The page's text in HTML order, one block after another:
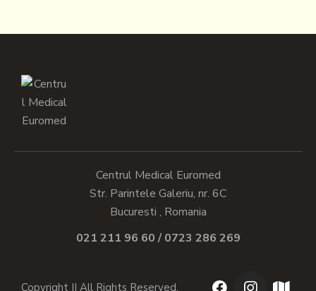
Centrul Medical Euromed
Str. Parintele Galeriu, nr. 6C
Bucuresti , Romania
021 211 96 60 / 0723 286 269
Copyright || All Rights Reserved.